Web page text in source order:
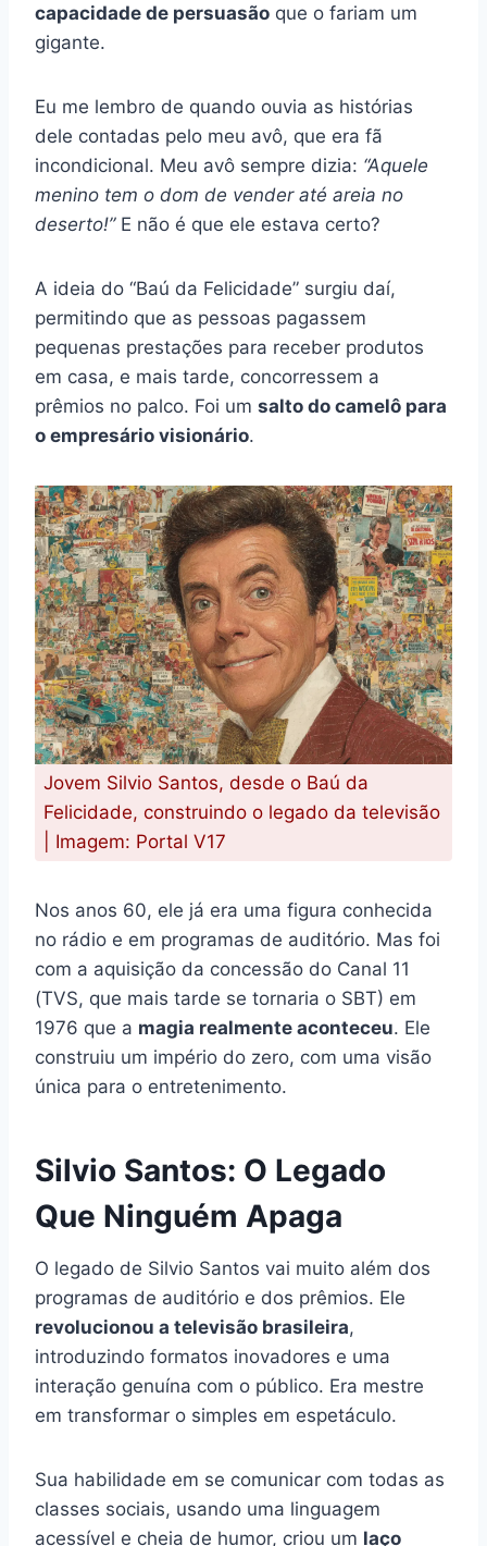
capacidade de persuasão que o fariam um
gigante.
Eu me lembro de quando ouvia as histórias
dele contadas pelo meu avô, que era fã
incondicional. Meu avô sempre dizia: “Aquele
menino tem o dom de vender até areia no
deserto!”E não é que ele estava certo?
A ideia do “Baú da Felicidade” surgiu daí,
permitindo que as pessoas pagassem
pequenas prestações para receber produtos
em casa, e mais tarde, concorressem a
prêmios no palco. Foi um salto do camelô para
o empresário visionário.
Jovem Silvio Santos, desde o Baú da
Felicidade, construindo o legado da televisão
| Imagem: Portal V17
Nos anos 60, ele já era uma figura conhecida
no rádio e em programas de auditório. Mas foi
com a aquisição da concessão do Canal 11
(TVS, que mais tarde se tornaria o SBT) em
1976 que a magia realmente aconteceu. Ele
construiu um império do zero, com uma visão
única para o entretenimento.
Silvio Santos: O Legado
Que Ninguém Apaga
O legado de Silvio Santos vai muito além dos
programas de auditório e dos prêmios. Ele
revolucionou a televisão brasileira,
introduzindo formatos inovadores e uma
interação genuína com o público. Era mestre
em transformar o simples em espetáculo.
Sua habilidade em se comunicar com todas as
classes sociais, usando uma linguagem
acessível e cheia de humor, criou um laço